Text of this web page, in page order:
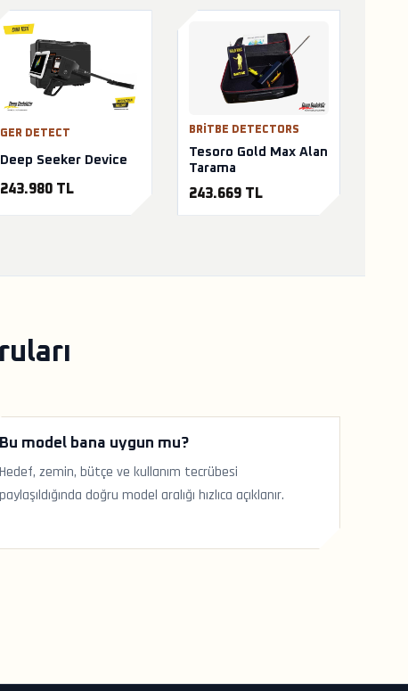
GER DETECT
Deep Seeker Device
243.980 TL
BRITBE DETECTORS
Tesoro Gold Max Alan
Tarama
243.669 TL
Bu model bana uygun mu?
Hedef, zemin, bütçe ve kullanım tecrübesi
paylaşıldığında doğru model aralığı hızlıca açıklanır.